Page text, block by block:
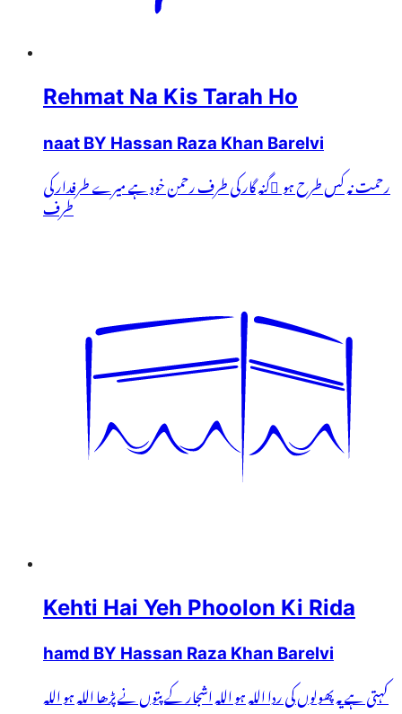
Rehmat Na Kis Tarah Ho
naat BY Hassan Raza Khan Barelvi
رحمت نہ کس طرح ہو ُگنہ گار کی طرف رحمن خود ہے میرے طرفدار کی
طرف
Kehti Hai Yeh Phoolon Ki Rida
hamd BY Hassan Raza Khan Barelvi
کہتی ہے یہ پھولوں کی ردا اللہ ہو اللہ اشجار کے پتوں نے پڑھا اللہ ہو اللہ